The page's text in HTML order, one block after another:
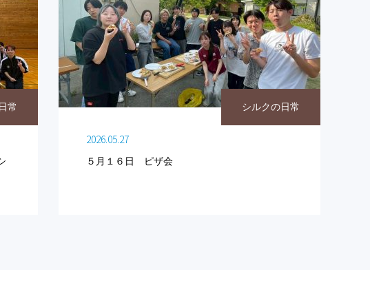
常 シルクの日常
2026.05.27
５月１６日 ピザ会